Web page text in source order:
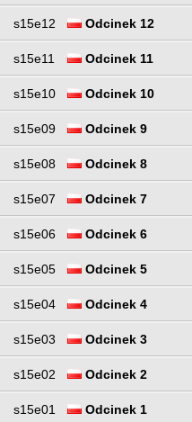
s15e12 Odcinek 12
s15e11 Odcinek 11
s15e10 Odcinek 10
s15e09 Odcinek 9
s15e08 Odcinek 8
s15e07 Odcinek 7
s15e06 Odcinek 6
s15e05 Odcinek 5
s15e04 Odcinek 4
s15e03 Odcinek 3
s15e02 Odcinek 2
s15e01 Odcinek 1